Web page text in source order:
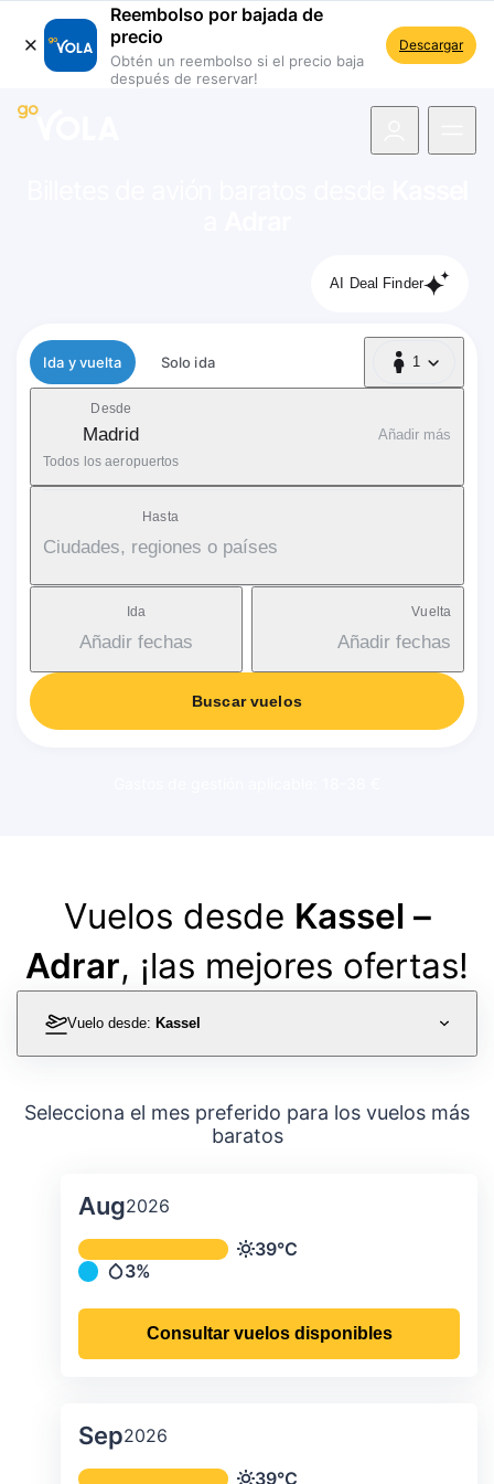
Reembolso por bajada de
precio
Obtén un reembolso si el precio baja
después de reservar!
Descargar
AI Deal Finder
Tipo de vuelo
Ida y vuelta Solo ida 1
1 Pasajero
Desde
Madrid
Todos los aeropuertos
Añadir más
Hasta
Ciudades, regiones o países
Ida
Añadir fechas
Vuelta
Añadir fechas
Buscar vuelos
Vuelos desde Kassel –
Adrar, ¡las mejores ofertas!
Vuelo desde: Kassel
Selecciona el mes preferido para los vuelos más
baratos
Aug2026
Temperatura y precipitación media
Temperatura
39°C
Precipitación
3%
Consultar vuelos disponibles
Sep2026
39°C